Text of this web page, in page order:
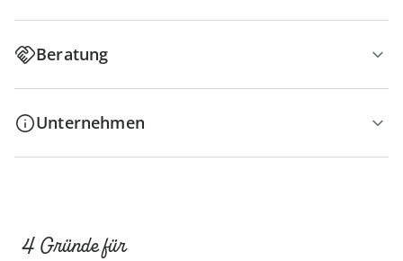
Beratung
Unternehmen
4 Gründe für